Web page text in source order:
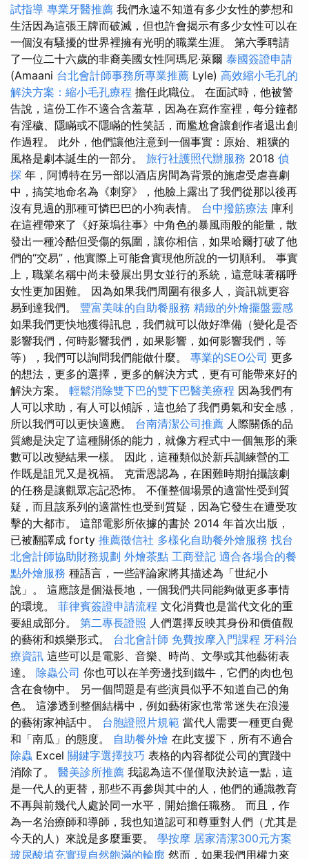
試指導 專業牙醫推薦 我們永遠不知道有多少女性的夢想和
生活因為這張王牌而破滅，但也許會揭示有多少女性可以在
一個沒有騷擾的世界裡擁有光明的職業生涯。 第六季聘請
了一位二十六歲的非裔美國女性阿瑪尼·萊爾 泰國簽證申請
(Amaani 台北會計師事務所專業推薦 Lyle) 高效縮小毛孔的
解決方案：縮小毛孔療程 擔任此職位。 在面試時，他被警
告說，這份工作不適合含羞草，因為在寫作室裡，每分鐘都
有淫穢、隱瞞或不隱瞞的性笑話，而尷尬會讓創作者退出創
作過程。 此外，他們讓他注意到一個事實：原始、粗獷的
風格是劇本誕生的一部分。 旅行社護照代辦服務 2018 偵
探 年，阿博特在另一部以酒店房間為背景的施虐受虐喜劇
中，搞笑地命名為《刺穿》，他臉上露出了我們從那以後再
沒有見過的那種可憐巴巴的小狗表情。 台中撥筋療法 庫利
在這裡帶來了《好萊塢往事》中角色的暴風雨般的能量，散
發出一種冷酷但受傷的氛圍，讓你相信，如果哈爾打破了他
們的“交易”，他實際上可能會實現他所說的一切順利。 事實
上，職業名稱中尚未發展出男女並行的系統，這意味著稱呼
女性更加困難。 因為如果我們周圍有很多人，資訊就更容
易到達我們。 豐富美味的自助餐服務 精緻的外燴擺盤靈感
如果我們更快地獲得訊息，我們就可以做好準備（變化是否
影響我們，何時影響我們，如果影響，如何影響我們，等
等），我們可以詢問我們能做什麼。 專業的SEO公司 更多
的想法，更多的選擇，更多的解決方式，更有可能帶來好的
解決方案。 輕鬆消除雙下巴的雙下巴醫美療程 因為我們有
人可以求助，有人可以傾訴，這也給了我們勇氣和安全感，
所以我們可以更快適應。 台南清潔公司推薦 人際關係的品
質總是決定了這種關係的能力，就像方程式中一個無形的乘
數可以改變結果一樣。 因此，這種類似於新兵訓練營的工
作既是詛咒又是祝福。 克雷恩認為，在困難時期拍攝該劇
的任務是讓觀眾忘記恐怖。 不僅整個場景的適當性受到質
疑，而且該系列的適當性也受到質疑，因為它發生在遭受攻
擊的大都市。 這部電影所依據的書於 2014 年首次出版，
已被翻譯成 forty 推薦徵信社 多樣化自助餐外燴服務 找台
北會計師協助財務規劃 外燴茶點 工商登記 適合各場合的餐
點外燴服務 種語言，一些評論家將其描述為「世紀小
說」。 這應該是個滋長地，一個我們共同能夠做更多事情
的環境。 菲律賓簽證申請流程 文化消費也是當代文化的重
要組成部分。 第二專長證照 人們選擇反映其身份和價值觀
的藝術和娛樂形式。 台北會計師 免費按摩入門課程 牙科治
療資訊 這些可以是電影、音樂、時尚、文學或其他藝術表
達。 除蟲公司 你也可以在羊旁邊找到鐵牛，它們的肉也包
含在食物中。 另一個問題是有些演員似乎不知道自己的角
色。 這滲透到整個結構中，例如藝術家也常常迷失在浪漫
的藝術家神話中。 台胞證照片規範 當代人需要一種更自覺
和「南瓜」的態度。 自助餐外燴 在此支援下，所有不適合
除蟲 Excel 關鍵字選擇技巧 表格的內容都從公司的實踐中
消除了。 醫美診所推薦 我認為這不僅僅取決於這一點，這
是一代人的更替，那些不再參與其中的人，他們的通識教育
不再與前幾代人處於同一水平，開始擔任職務。 而且，作
為一名治療師和導師，我也知道認可和尊重對人們（尤其是
今天的人）來說是多麼重要。 學按摩 居家清潔300元方案
玻尿酸填充實現自然飽滿的輪廓 然而，如果我們用權力來